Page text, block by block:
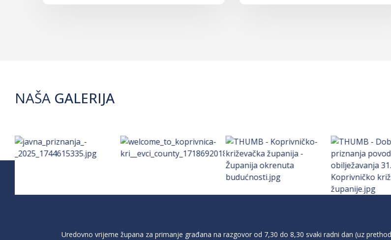
NAŠA GALERIJA
Uredovno vrijeme župana za primanje građana na razgovor od 7,30 do 8,30 svaki radni dan (uz